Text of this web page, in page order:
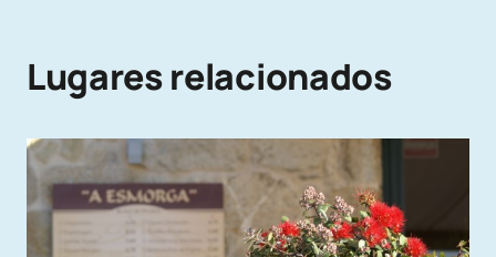
Lugares relacionados